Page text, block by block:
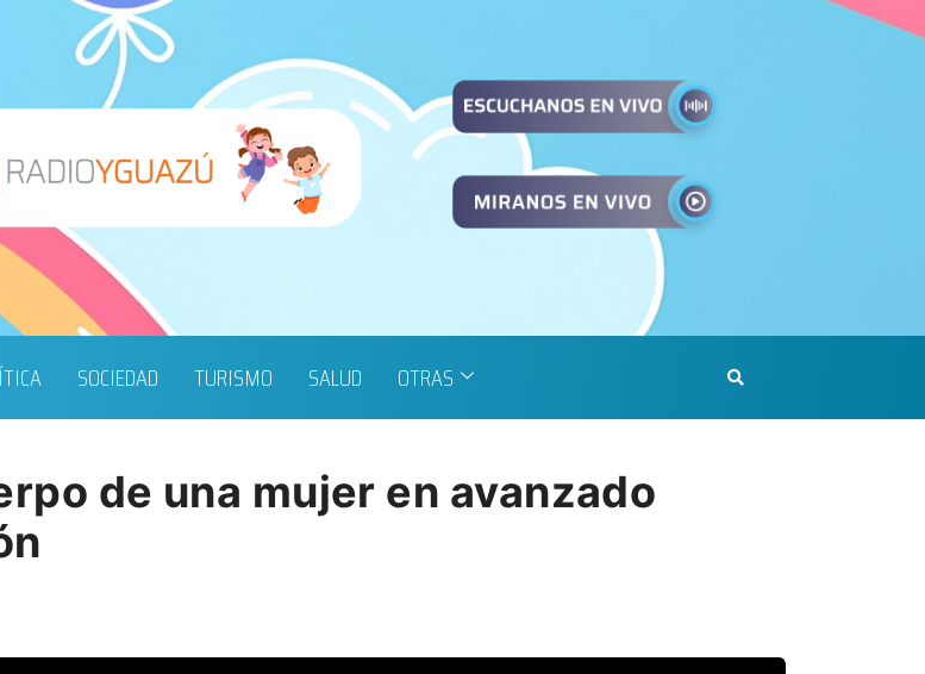
SOCIEDAD TURISMO SALUD OTRAS
de una mujer en avanzado